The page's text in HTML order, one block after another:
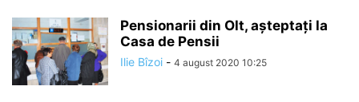
Pensionarii din Olt, aşteptaţi la
Casa de Pensii
Ilie Bîzoi - 4 august 2020 10:25